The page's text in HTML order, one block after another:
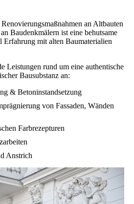
an Altbauten
Baudenkmälern ist eine behutsame
Erfahrung mit alten Baumaterialien
Leistungen rund um eine authentische
Bausubstanz an:
& Betoninstandsetzung
von Fassaden, Wänden
Farbrezepturen
Anstrich